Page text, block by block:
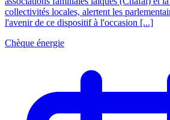
collectivités locales, alertent les
l'avenir de ce dispositif à l'occasion [...]
Chèque énergie